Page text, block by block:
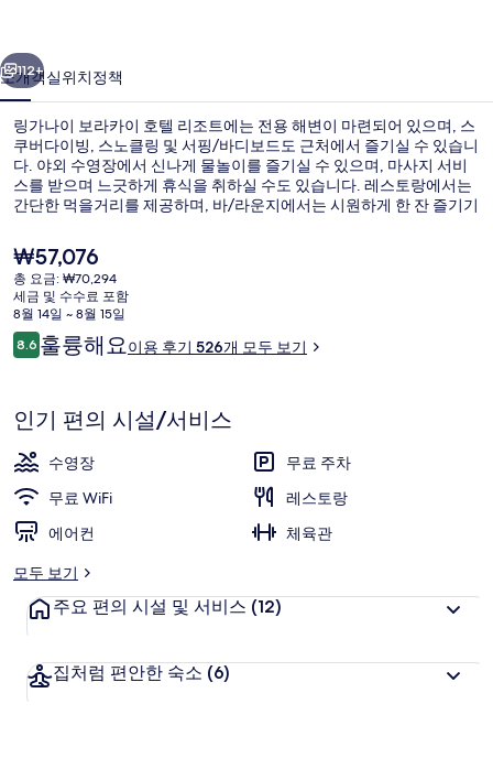
이
호
텔
리
조
트
의
사
진
러
리
다음
112+
소개객실위치정책
링가나이 보라카이 호텔 리조트에는 전용 해변이 마련되어 있으며, 스
쿠버다이빙, 스노클링 및 서핑/바디보드도 근처에서 즐기실 수 있습니
다. 야외 수영장에서 신나게 물놀이를 즐기실 수 있으며, 마사지 서비
스를 받으며 느긋하게 휴식을 취하실 수도 있습니다. 레스토랑에서는
간단한 먹을거리를 제공하며, 바/라운지에서는 시원하게 한 잔 즐기기
설과 서비스도 이 아르데코 양식 리조트에 마련되어 있습니다. 많은 분
들이 이곳의 룸서비스에 대단히 만족하셨어요.
현
재
가
격
은
₩57,076
₩57,076
총 요금: ₩70,294
세금 및 수수료 포함
8월 14일 ~ 8월 15일
이
용
기
8.610점 만점 중 8.6점.
훌륭해요이용 후기 526개 모두 보기
인기 편의 시설/서비스
수영장
무료 주차
무료 WiFi
레스토랑
에어컨
체육관
모두 보기
주요 편의 시설 및 서비스 (12)
집처럼 편안한 숙소 (6)